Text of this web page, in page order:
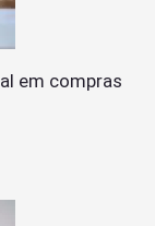
em compras